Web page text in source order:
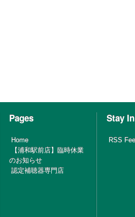
Pages
Home
【浦和駅前店】臨時休業
のお知らせ
認定補聴器専門店
Stay
RSS